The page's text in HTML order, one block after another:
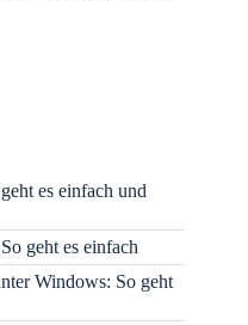
es einfach und
geht es einfach
Windows: So geht